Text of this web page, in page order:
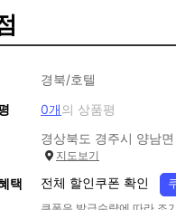
경북/호텔
0개의 상품평
경상북도 경주시 양남
지도보기
택 전체 할인쿠폰 확인